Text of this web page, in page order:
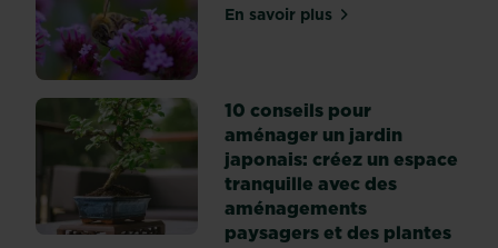
printemps.
Mettez-
vous
à
la
taille
des
arbres
et
replantez
En savoir plussur Un jardin rempli de
10 conseils pour
aménager un jardin
japonais: créez un espace
tranquille avec des
aménagements
paysagers et des plantes